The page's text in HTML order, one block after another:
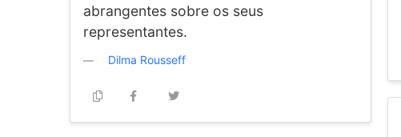
abrangentes sobre os seus
representantes.
Dilma Rousseff